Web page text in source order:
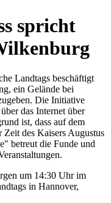
spricht
Landtags beschäftigt
ein Gelände bei
Die Initiative
das Internet über
ist, dass auf dem
Zeit des Kaisers Augustus
betreut die Funde und
um 14:30 Uhr im
in Hannover,